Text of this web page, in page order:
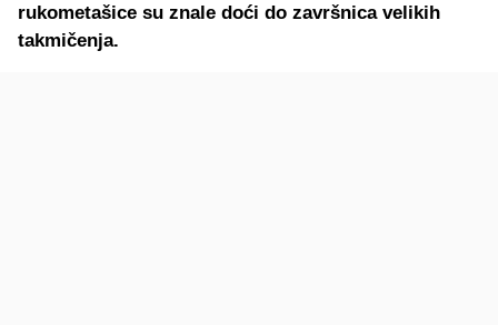
rukometašice su znale doći do završnica velikih
takmičenja.